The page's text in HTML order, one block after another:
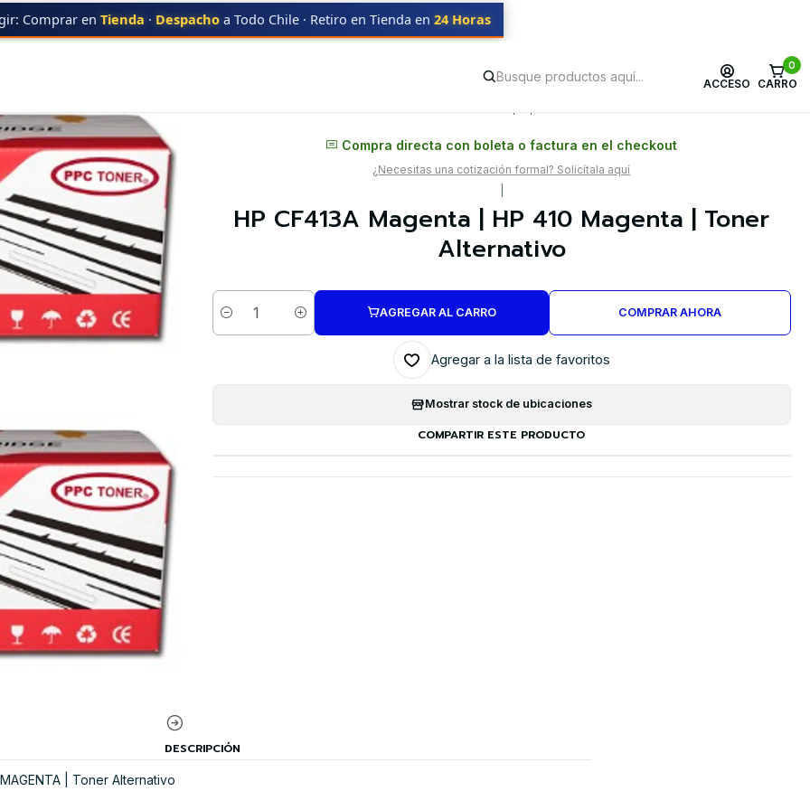
ACCESO
0
CARRO
Comprar en Tienda · Despacho a Todo Chile · Retiro en Tienda en 24 Horas
HP CF413A Magenta | HP 410 Magenta | Toner Alternativo
Compra directa con boleta o factura en el checkout
¿Necesitas una cotización formal? Solicítala aquí
HP CF413A Magenta | HP 410 Magenta | Toner
Alternativo
Cantidad
AGREGAR AL CARRO COMPRAR AHORA
Agregar a la lista de favoritos
Mostrar stock de ubicaciones
COMPARTIR ESTE PRODUCTO
DESCRIPCIÓN
| Toner Alternativo